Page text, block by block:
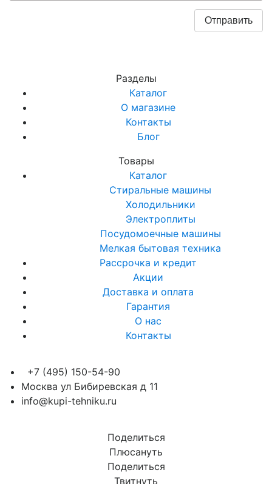
Разделы
Каталог
О магазине
Контакты
Блог
Товары
Каталог
Стиральные машины
Холодильники
Электроплиты
Посудомоечные машины
Мелкая бытовая техника
Рассрочка и кредит
Акции
Доставка и оплата
Гарантия
О нас
Контакты
+7 (495) 150-54-90
Москва ул Бибиревская д 11
info@kupi-tehniku.ru
Поделиться
Плюсануть
Поделиться
Твитнуть